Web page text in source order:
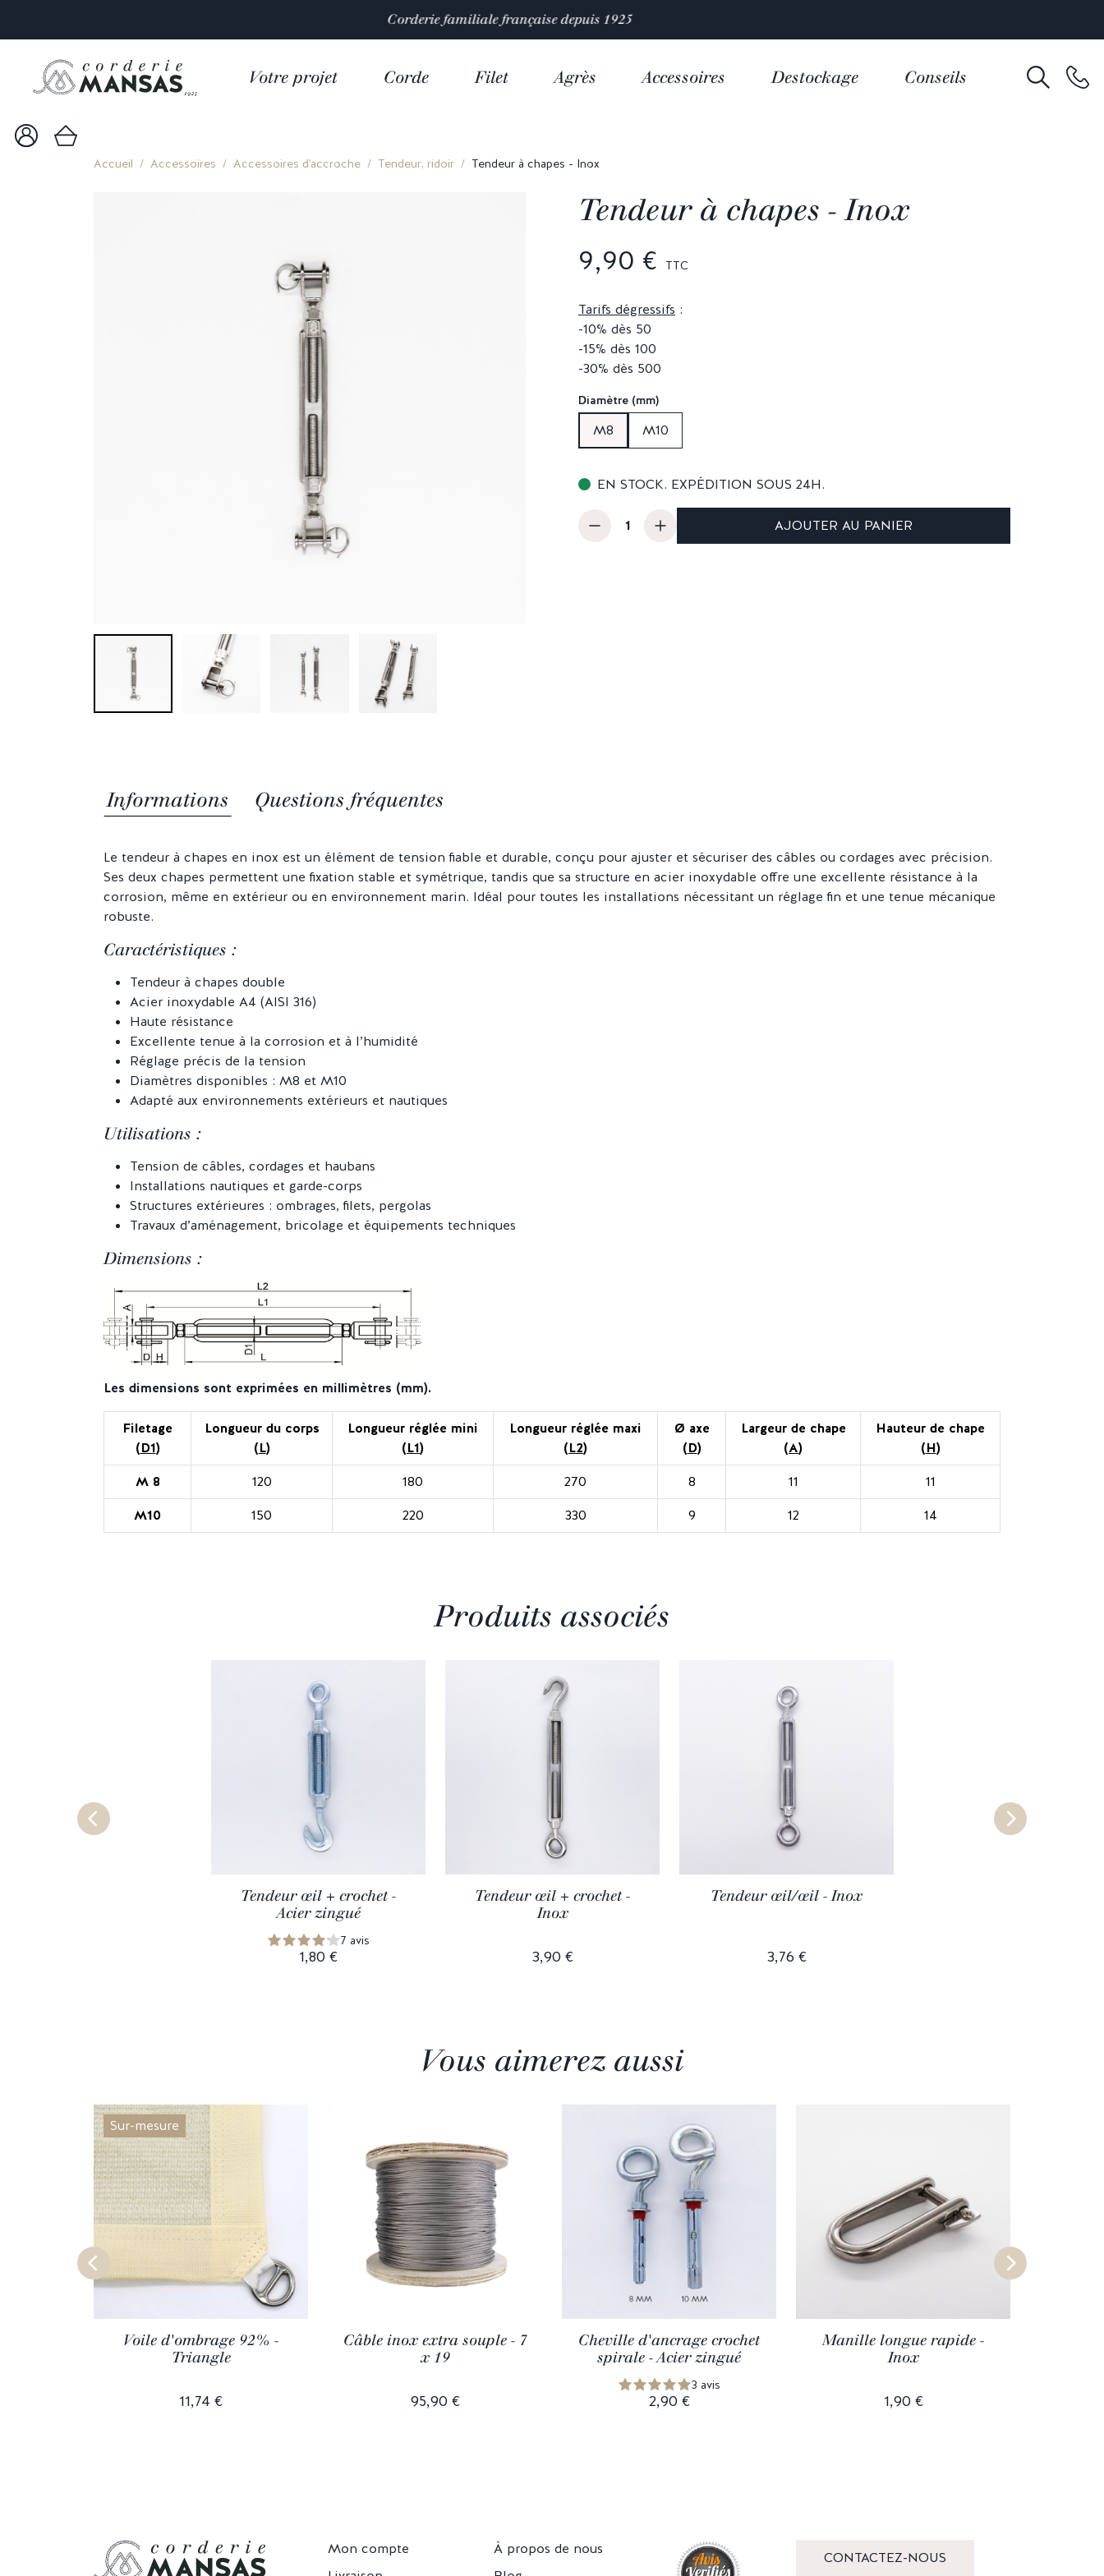
4,9/5 sur plus de10 000 avis clients
Votre projet Corde Filet Agrès Accessoires Destockage Conseils
Accueil Accessoires Accessoires d'accroche Tendeur, ridoir Tendeur à chapes - Inox
Tendeur à chapes - Inox
9,90 € TTC
Tarifs dégressifs :
-10% dès 50
-15% dès 100
-30% dès 500
Diamètre (mm)
M8 M10
EN STOCK. EXPÉDITION SOUS 24H.
AJOUTER AU PANIER
Informations Questions fréquentes
Le tendeur à chapes en inox est un élément de tension fiable et durable, conçu pour ajuster et sécuriser des câbles ou cordages avec précision.
Ses deux chapes permettent une fixation stable et symétrique, tandis que sa structure en acier inoxydable offre une excellente résistance à la
corrosion, même en extérieur ou en environnement marin. Idéal pour toutes les installations nécessitant un réglage fin et une tenue mécanique
robuste.
Caractéristiques :
Tendeur à chapes double
Acier inoxydable A4 (AISI 316)
Haute résistance
Excellente tenue à la corrosion et à l’humidité
Réglage précis de la tension
Diamètres disponibles : M8 et M10
Adapté aux environnements extérieurs et nautiques
Utilisations :
Tension de câbles, cordages et haubans
Installations nautiques et garde-corps
Structures extérieures : ombrages, filets, pergolas
Travaux d’aménagement, bricolage et équipements techniques
Dimensions :
Les dimensions sont exprimées en millimètres (mm).
Filetage
(D1)
Longueur du corps
(L)
Longueur réglée mini
(L1)
Longueur réglée maxi
(L2)
Ø axe
(D)
Largeur de chape
(A)
Hauteur de chape
(H)
M 8
120 180 270 8 11
11
M10
150 220 330 9 12 14
Produits associés
Tendeur œil + crochet -
Acier zingué
7 avis
1,80 €
Tendeur œil + crochet -
Inox
3,90 €
Tendeur œil/œil - Inox
3,76 €
Vous aimerez aussi
Sur-mesure
Voile d'ombrage 92% -
Triangle
11,74 €
Câble inox extra souple - 7
x 19
95,90 €
Cheville d'ancrage crochet
spirale - Acier zingué
3 avis
2,90 €
Manille longue rapide -
Inox
1,90 €
Mon compte
À propos de nous
CONTACTEZ-NOUS